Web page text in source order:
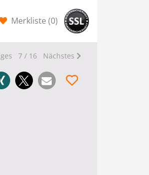
Merkliste (0)
7 / 16 Nächstes